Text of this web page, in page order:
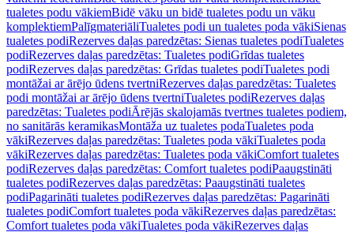
tualetes podu vākiemBidē vāku un bidē tualetes podu un vāku
komplektiemPalīgmateriāliTualetes podi un tualetes poda vākiSienas
tualetes podiRezerves daļas paredzētas: Sienas tualetes podiTualetes
podiRezerves daļas paredzētas: Tualetes podiGrīdas tualetes
podiRezerves daļas paredzētas: Grīdas tualetes podiTualetes podi
montāžai ar ārējo ūdens tvertniRezerves daļas paredzētas: Tualetes
podi montāžai ar ārējo ūdens tvertniTualetes podiRezerves daļas
paredzētas: Tualetes podiĀrējās skalojamās tvertnes tualetes podiem,
no sanitārās keramikasMontāža uz tualetes podaTualetes poda
vākiRezerves daļas paredzētas: Tualetes poda vākiTualetes poda
vākiRezerves daļas paredzētas: Tualetes poda vākiComfort tualetes
podiRezerves daļas paredzētas: Comfort tualetes podiPaaugstināti
tualetes podiRezerves daļas paredzētas: Paaugstināti tualetes
podiPagarināti tualetes podiRezerves daļas paredzētas: Pagarināti
tualetes podiComfort tualetes poda vākiRezerves daļas paredzētas:
Comfort tualetes poda vākiTualetes poda vākiRezerves daļas